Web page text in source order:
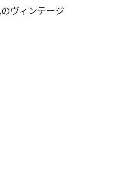
ヴィンテージ